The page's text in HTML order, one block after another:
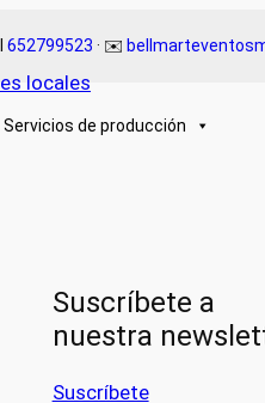
652799523 · ✉️
Servicios de producción
Suscríbete a
nuestra
Suscríbete